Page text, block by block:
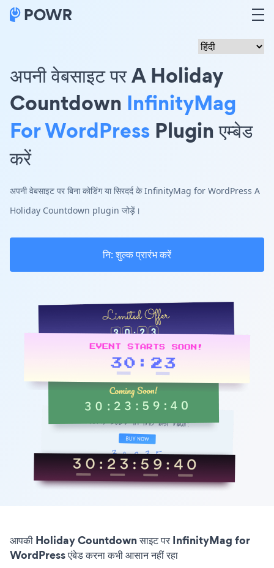
अपनी वेबसाइट पर A Holiday
Countdown InfinityMag
For WordPress Plugin एम्बेड
करें
अपनी वेबसाइट पर बिना कोडिंग या सिरदर्द के InfinityMag for WordPress A
Holiday Countdown plugin जोड़ें।
नि: शुल्क प्रारंभ करें
आपकी Holiday Countdown साइट पर InfinityMag for
WordPress एंबेड करना कभी आसान नहीं रहा